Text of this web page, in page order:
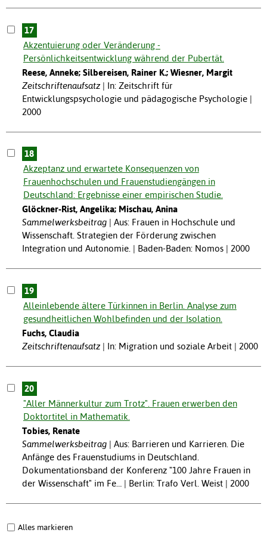
17
Akzentuierung oder Veränderung -
Persönlichkeitsentwicklung während der Pubertät.
Reese, Anneke; Silbereisen, Rainer K.; Wiesner, Margit
Zeitschriftenaufsatz
In: Zeitschrift für
Entwicklungspsychologie und pädagogische Psychologie |
2000
18
Akzeptanz und erwartete Konsequenzen von
Frauenhochschulen und Frauenstudiengängen in
Deutschland: Ergebnisse einer empirischen Studie.
Glöckner-Rist, Angelika; Mischau, Anina
Sammelwerksbeitrag
Aus: Frauen in Hochschule und
Wissenschaft. Strategien der Förderung zwischen
Integration und Autonomie. | Baden-Baden: Nomos | 2000
19
Alleinlebende ältere Türkinnen in Berlin. Analyse zum
gesundheitlichen Wohlbefinden und der Isolation.
Fuchs, Claudia
Zeitschriftenaufsatz
In: Migration und soziale Arbeit | 2000
20
"Aller Männerkultur zum Trotz". Frauen erwerben den
Doktortitel in Mathematik.
Tobies, Renate
Sammelwerksbeitrag
Aus: Barrieren und Karrieren. Die
Anfänge des Frauenstudiums in Deutschland.
Dokumentationsband der Konferenz "100 Jahre Frauen in
der Wissenschaft" im Fe… | Berlin: Trafo Verl. Weist | 2000
Alles markieren